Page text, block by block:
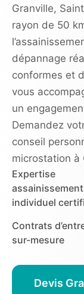
Granville,
rayon de 50
dépannage
conformes et
vous
un
Demandez
conseil
microstation à
Expertise
assainissement
individuel
Contrats
sur-mesure
Devis